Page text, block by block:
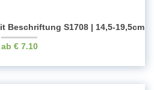
Beschriftung S1708 | 14,5-19,5cm
€7.10